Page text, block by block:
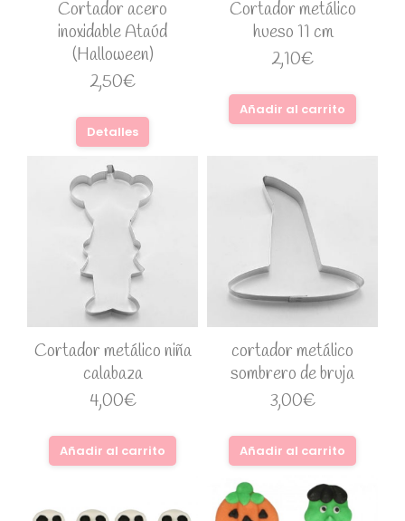
Cortador acero
inoxidable Ataúd
(Halloween)
2,50€
Detalles
Cortador metálico
hueso 11 cm
2,10€
Añadir al carrito
Cortador metálico niña
calabaza
4,00€
Añadir al carrito
cortador metálico
sombrero de bruja
3,00€
Añadir al carrito